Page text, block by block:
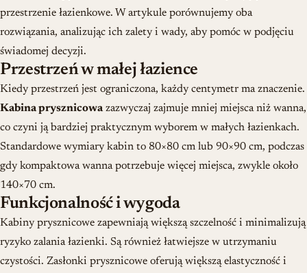
przestrzenie łazienkowe. W artykule porównujemy oba
rozwiązania, analizując ich zalety i wady, aby pomóc w podjęciu
świadomej decyzji.
Przestrzeń w małej łazience
Kiedy przestrzeń jest ograniczona, każdy centymetr ma znaczenie.
Kabina prysznicowazazwyczaj zajmuje mniej miejsca niż wanna,
co czyni ją bardziej praktycznym wyborem w małych łazienkach.
Standardowe wymiary kabin to 80×80 cm lub 90×90 cm, podczas
gdy kompaktowa wanna potrzebuje więcej miejsca, zwykle około
140×70 cm.
Funkcjonalność i wygoda
Kabiny prysznicowe zapewniają większą szczelność i minimalizują
ryzyko zalania łazienki. Są również łatwiejsze w utrzymaniu
czystości. Zasłonki prysznicowe oferują większą elastyczność i